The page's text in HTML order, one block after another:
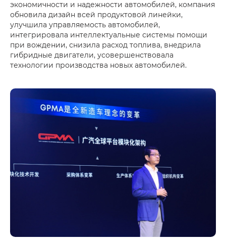
экономичности и надежности автомобилей, компания
обновила дизайн всей продуктовой линейки,
улучшила управляемость автомобилей,
интегрировала интеллектуальные системы помощи
при вождении, снизила расход топлива, внедрила
гибридные двигатели, усовершенствовала
технологии производства новых автомобилей.